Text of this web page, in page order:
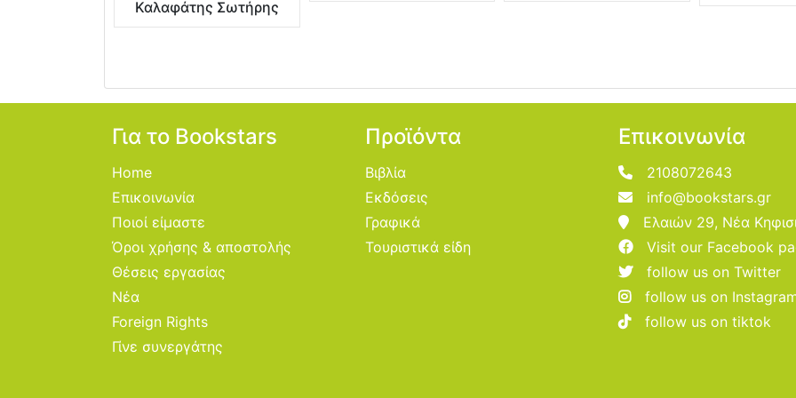
Καλαφάτης Σωτήρης
Για το Bookstars
Home
Επικοινωνία
Ποιοί είμαστε
Όροι χρήσης & αποστολής
Θέσεις εργασίας
Νέα
Foreign Rights
Γίνε συνεργάτης
Προϊόντα
Βιβλία
Εκδόσεις
Γραφικά
Τουριστικά είδη
Επικοινωνία
2108072643
info@bookstars.gr
Ελαιών 29, Νέα
Visit our Facebook
follow us on Twitter
follow us on
follow us on tiktok